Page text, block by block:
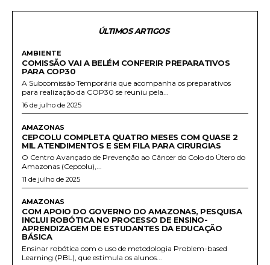
ÚLTIMOS ARTIGOS
AMBIENTE
COMISSÃO VAI A BELÉM CONFERIR PREPARATIVOS
PARA COP30
A Subcomissão Temporária que acompanha os preparativos
para realização da COP30 se reuniu pela...
16 de julho de 2025
AMAZONAS
CEPCOLU COMPLETA QUATRO MESES COM QUASE 2
MIL ATENDIMENTOS E SEM FILA PARA CIRURGIAS
O Centro Avançado de Prevenção ao Câncer do Colo do Útero do
Amazonas (Cepcolu),...
11 de julho de 2025
AMAZONAS
COM APOIO DO GOVERNO DO AMAZONAS, PESQUISA
INCLUI ROBÓTICA NO PROCESSO DE ENSINO-
APRENDIZAGEM DE ESTUDANTES DA EDUCAÇÃO
BÁSICA
Ensinar robótica com o uso de metodologia Problem-based
Learning (PBL), que estimula os alunos...